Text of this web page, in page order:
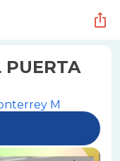
PUERTA
M